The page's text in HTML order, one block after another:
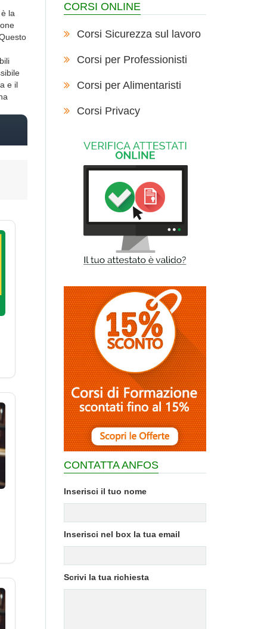
la
e il
CORSI ONLINE
Corsi Sicurezza sul lavoro
Corsi per Professionisti
Corsi per Alimentaristi
Corsi Privacy
CONTATTA ANFOS
Inserisci il tuo nome
Inserisci nel box la tua email
Scrivi la tua richiesta